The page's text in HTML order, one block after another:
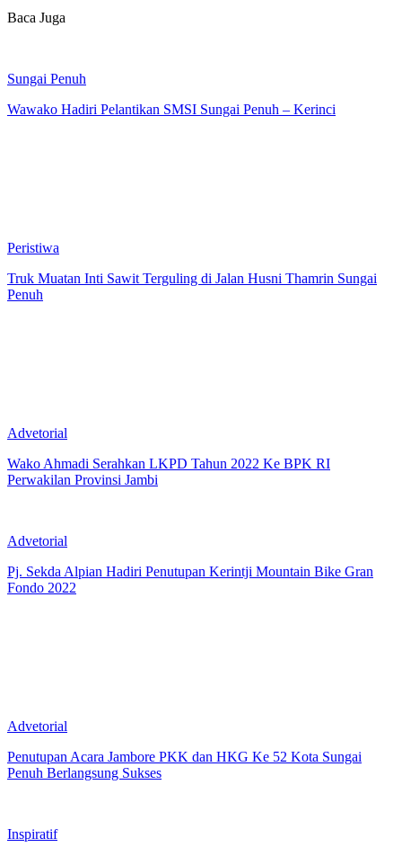
Baca Juga
Sungai Penuh
Wawako Hadiri Pelantikan SMSI Sungai Penuh – Kerinci
Peristiwa
Truk Muatan Inti Sawit Terguling di Jalan Husni Thamrin Sungai
Penuh
Advetorial
Wako Ahmadi Serahkan LKPD Tahun 2022 Ke BPK RI
Perwakilan Provinsi Jambi
Advetorial
Pj. Sekda Alpian Hadiri Penutupan Kerintji Mountain Bike Gran
Fondo 2022
Advetorial
Penutupan Acara Jambore PKK dan HKG Ke 52 Kota Sungai
Penuh Berlangsung Sukses
Inspiratif